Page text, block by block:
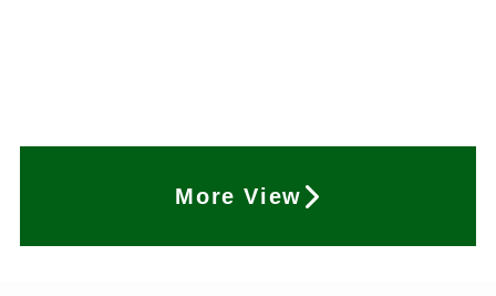
More View